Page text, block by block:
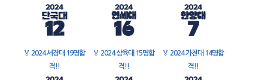
🏅 2024 서경대 19명합
격!!
🏅 2024 삼육대 15명합
격!!
🏅 2024 가천대 14명합
격!!